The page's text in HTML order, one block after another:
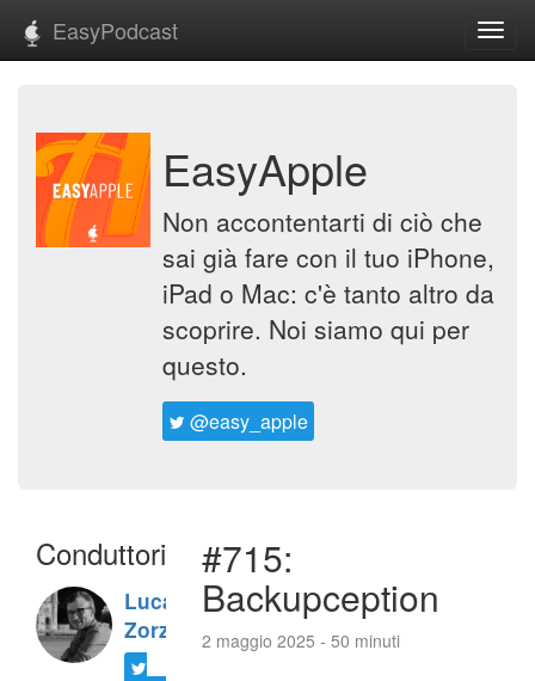
EasyPodcast
EasyApple
Non accontentarti di ciò che
sai già fare con il tuo iPhone,
iPad o Mac: c'è tanto altro da
scoprire. Noi siamo qui per
questo.
@easy_apple
Conduttori
Luca
Zorzi
#715:
Backupception
2 maggio 2025 - 50 minuti